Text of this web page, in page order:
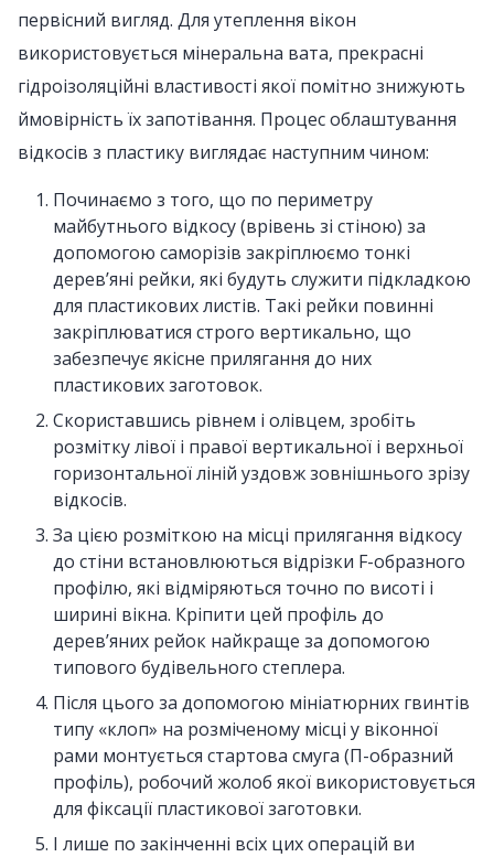
первісний вигляд. Для утеплення вікон
використовується мінеральна вата, прекрасні
гідроізоляційні властивості якої помітно знижують
ймовірність їх запотівання. Процес облаштування
відкосів з пластику виглядає наступним чином:
Починаємо з того, що по периметру
майбутнього відкосу (врівень зі стіною) за
допомогою саморізів закріплюємо тонкі
дерев’яні рейки, які будуть служити підкладкою
для пластикових листів. Такі рейки повинні
закріплюватися строго вертикально, що
забезпечує якісне прилягання до них
пластикових заготовок.
Скориставшись рівнем і олівцем, зробіть
розмітку лівої і правої вертикальної і верхньої
горизонтальної ліній уздовж зовнішнього зрізу
відкосів.
За цією розміткою на місці прилягання відкосу
до стіни встановлюються відрізки F-образного
профілю, які відміряються точно по висоті і
ширині вікна. Кріпити цей профіль до
дерев’яних рейок найкраще за допомогою
типового будівельного степлера.
Після цього за допомогою мініатюрних гвинтів
типу «клоп» на розміченому місці у віконної
рами монтується стартова смуга (П-образний
профіль), робочий жолоб якої використовується
для фіксації пластикової заготовки.
І лише по закінченні всіх цих операцій ви